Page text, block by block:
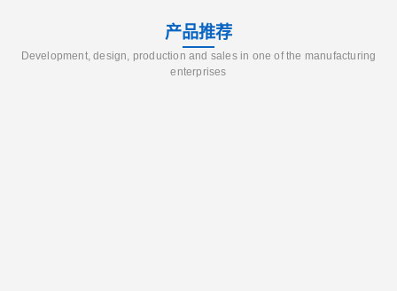
产品推荐
Development, design, production and sales in one of the manufacturing
enterprises